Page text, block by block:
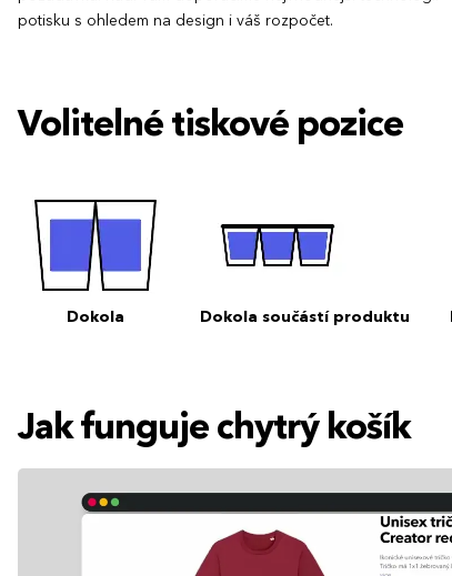
potisku s ohledem na design i váš rozpočet.
Volitelné tiskové pozice
Dokola Dokola součástí produktu
Jak funguje chytrý košík